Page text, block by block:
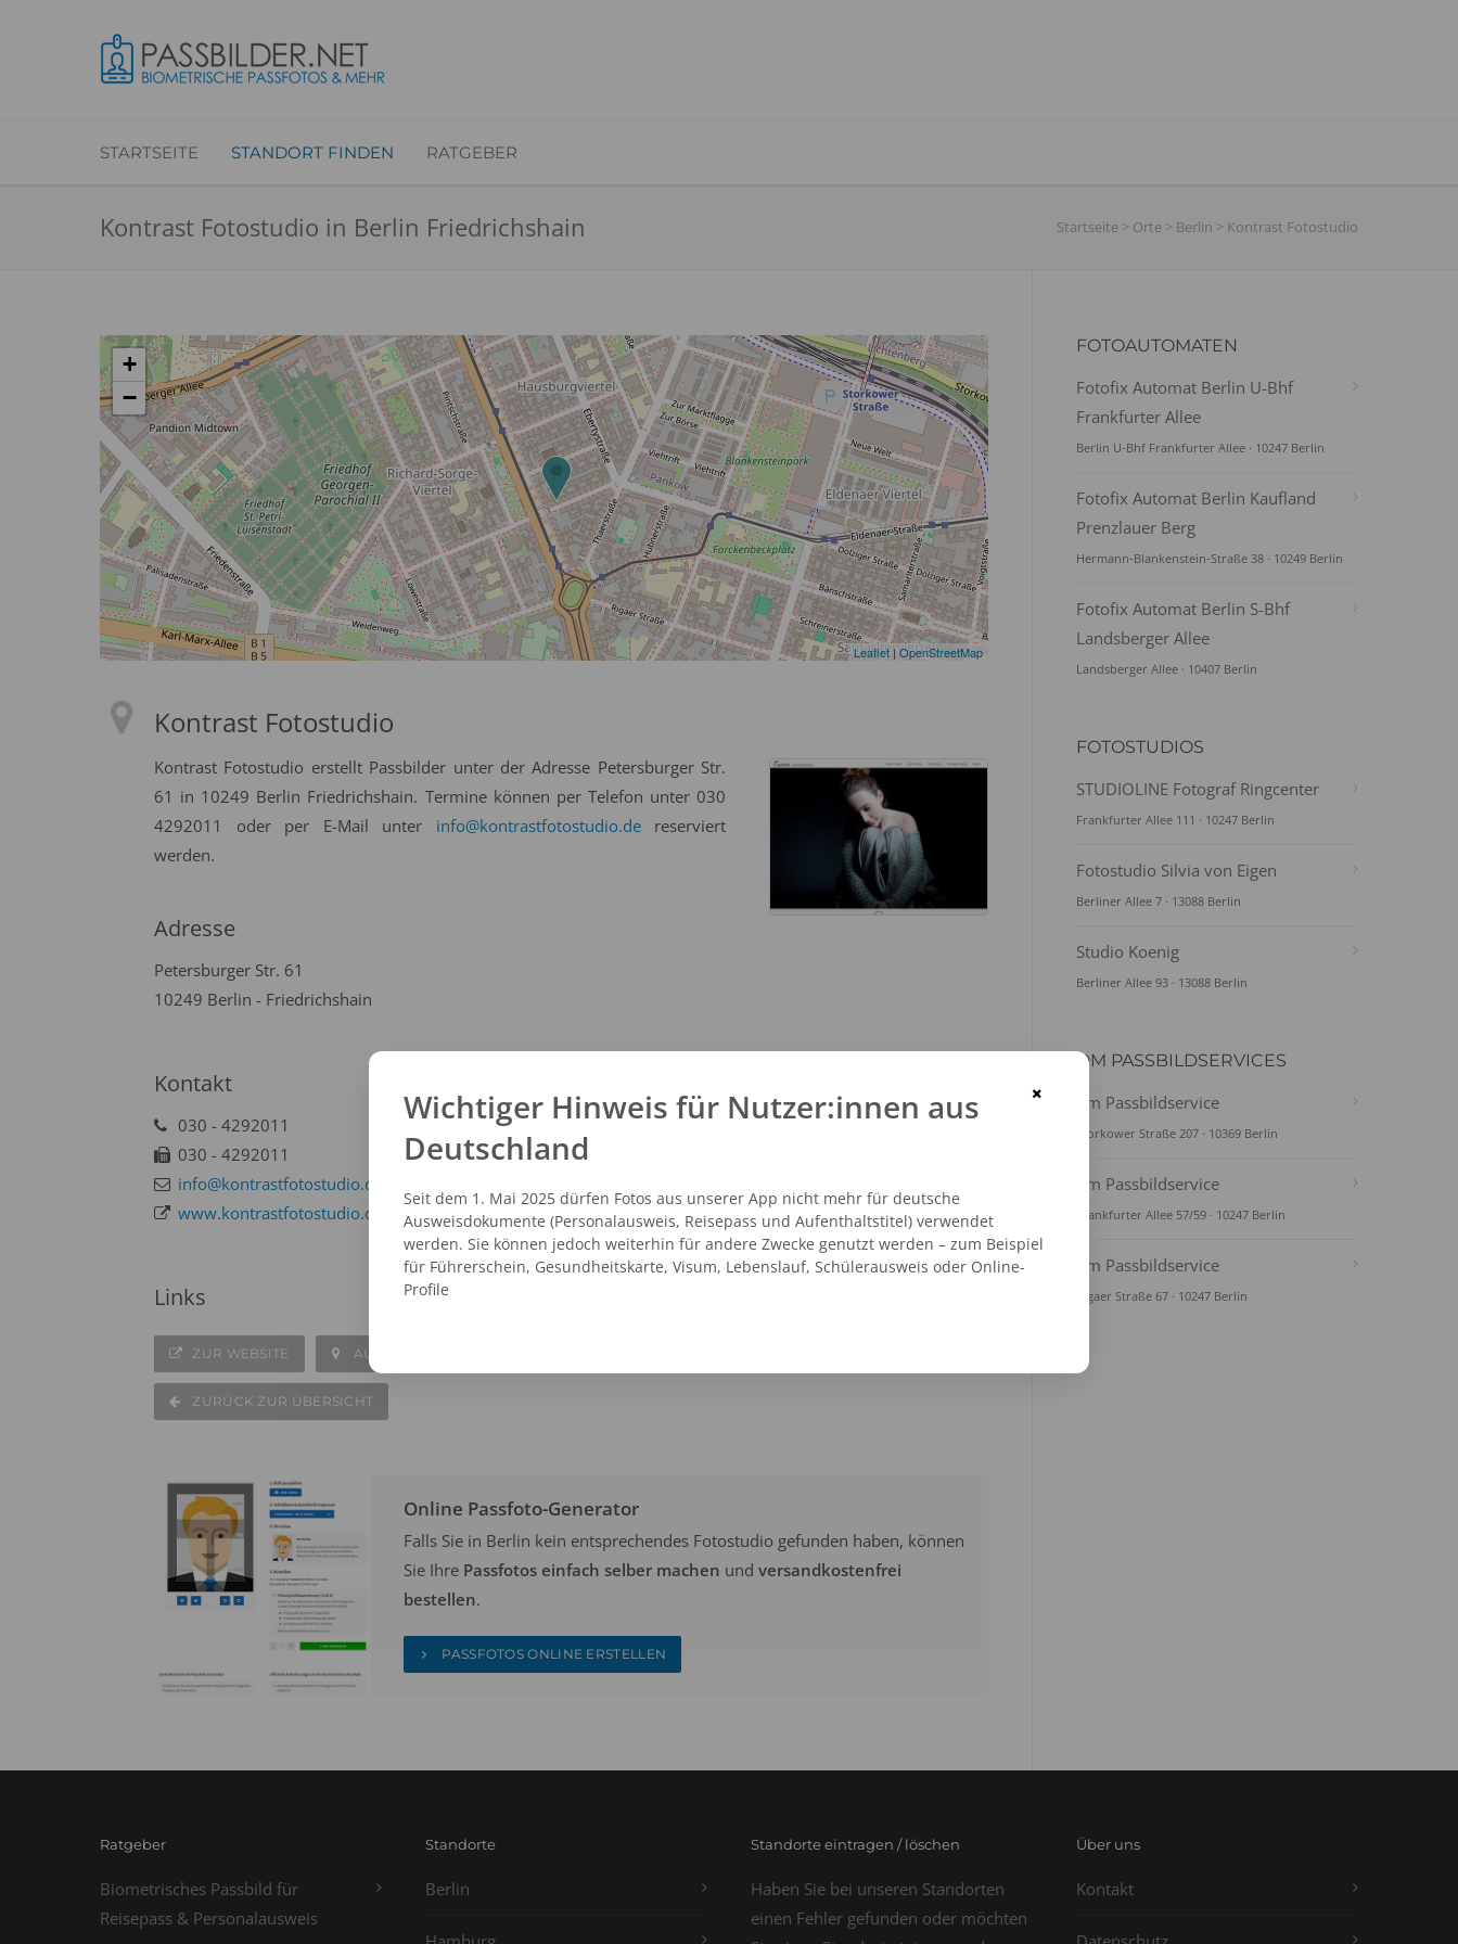
STARTSEITE STANDORT FINDEN RATGEBER
Kontrast Fotostudio in Berlin Friedrichshain Startseite > Orte > Berlin > Kontrast Fotostudio
+
−
Leaflet | OpenStreetMap
Kontrast Fotostudio
Kontrast Fotostudio erstellt Passbilder unter der Adresse Petersburger Str.
61 in 10249 Berlin Friedrichshain. Termine können per Telefon unter 030
4292011 oder per E-Mail unter info@kontrastfotostudio.dereserviert
werden.
Adresse
Petersburger Str. 61
10249 Berlin - Friedrichshain
Kontakt
030 - 4292011
030 - 4292011
info@kontrastfotostudio.de
www.kontrastfotostudio.de
Links
ZUR WEBSITE AUF DER KARTE ANZEIGEN
ZURÜCK ZUR ÜBERSICHT
Online Passfoto-Generator
Falls Sie in Berlin kein entsprechendes Fotostudio gefunden haben, können
Sie Ihre Passfotos einfach selber machen und versandkostenfrei
bestellen.
PASSFOTOS ONLINE ERSTELLEN
FOTOAUTOMATEN
Fotofix Automat Berlin U-Bhf
Frankfurter Allee
Berlin U-Bhf Frankfurter Allee · 10247 Berlin
Fotofix Automat Berlin Kaufland
Prenzlauer Berg
Hermann-Blankenstein-Straße 38 · 10249 Berlin
Fotofix Automat Berlin S-Bhf
Landsberger Allee
Landsberger Allee · 10407 Berlin
FOTOSTUDIOS
STUDIOLINE Fotograf Ringcenter
Frankfurter Allee 111 · 10247 Berlin
Fotostudio Silvia von Eigen
Berliner Allee 7 · 13088 Berlin
Studio Koenig
Berliner Allee 93 · 13088 Berlin
DM PASSBILDSERVICES
dm Passbildservice
Storkower Straße 207 · 10369 Berlin
dm Passbildservice
Frankfurter Allee 57/59 · 10247 Berlin
dm Passbildservice
Rigaer Straße 67 · 10247 Berlin
Ratgeber
Biometrisches Passbild für
Reisepass & Personalausweis
Standorte
Berlin
Standorte eintragen / löschen
Haben Sie bei unseren Standorten
einen Fehler gefunden oder möchten
Über uns
Kontakt
×
Wichtiger Hinweis für Nutzer:innen aus
Deutschland
Seit dem 1. Mai 2025 dürfen Fotos aus unserer App nicht mehr für deutsche
Ausweisdokumente (Personalausweis, Reisepass und Aufenthaltstitel) verwendet
werden. Sie können jedoch weiterhin für andere Zwecke genutzt werden – zum Beispiel
für Führerschein, Gesundheitskarte, Visum, Lebenslauf, Schülerausweis oder Online-
Profile